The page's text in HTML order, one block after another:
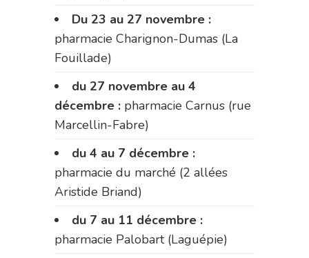
Du 23 au 27 novembre :
pharmacie Charignon-Dumas (La
Fouillade)
du 27 novembre au 4
décembre : pharmacie Carnus (rue
Marcellin-Fabre)
du 4 au 7 décembre :
pharmacie du marché (2 allées
Aristide Briand)
du 7 au 11 décembre :
pharmacie Palobart (Laguépie)